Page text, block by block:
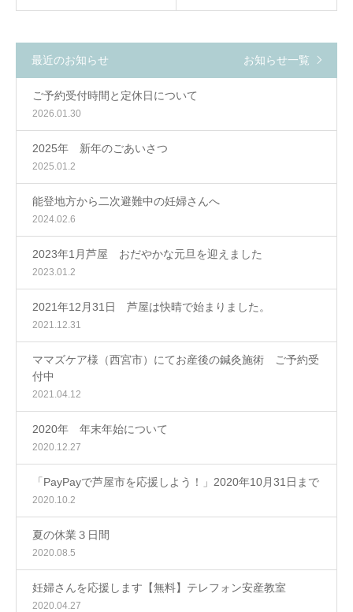
最近のお知らせ お知らせ一覧
ご予約受付時間と定休日について
2026.01.30
2025年 新年のごあいさつ
2025.01.2
能登地方から二次避難中の妊婦さんへ
2024.02.6
2023年1月芦屋 おだやかな元旦を迎えました
2023.01.2
2021年12月31日 芦屋は快晴で始まりました。
2021.12.31
ママズケア様（西宮市）にてお産後の鍼灸施術 ご予約受
付中
2021.04.12
2020年 年末年始について
2020.12.27
「PayPayで芦屋市を応援しよう！」2020年10月31日まで
2020.10.2
夏の休業３日間
2020.08.5
妊婦さんを応援します【無料】テレフォン安産教室
2020.04.27